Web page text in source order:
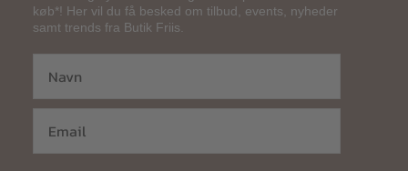
køb*! Her vil du få besked om tilbud, events, nyheder
samt trends fra Butik Friis.